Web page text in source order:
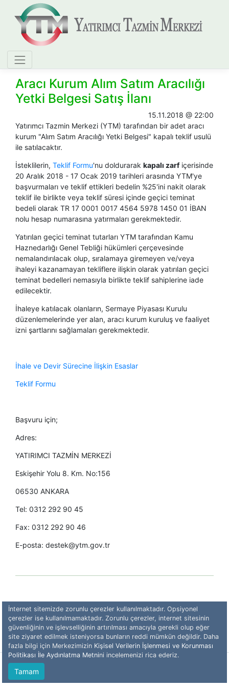
Aracı Kurum Alım Satım Aracılığı
Yetki Belgesi Satış İlanı
15.11.2018 @ 22:00
Yatırımcı Tazmin Merkezi (YTM) tarafından bir adet aracı
kurum "Alım Satım Aracılığı Yetki Belgesi" kapalı teklif usulü
ile satılacaktır.
İsteklilerin, Teklif Formu'nu doldurarak kapalı zarfiçerisinde
20 Aralık 2018 - 17 Ocak 2019 tarihleri arasında YTM'ye
başvurmaları ve teklif ettikleri bedelin %25'ini nakit olarak
teklif ile birlikte veya teklif süresi içinde geçici teminat
bedeli olarak TR 17 0001 0017 4564 5978 1450 01 İBAN
nolu hesap numarasına yatırmaları gerekmektedir.
Yatırılan geçici teminat tutarları YTM tarafından Kamu
Haznedarlığı Genel Tebliği hükümleri çerçevesinde
nemalandırılacak olup, sıralamaya giremeyen ve/veya
ihaleyi kazanamayan tekliflere ilişkin olarak yatırılan geçici
teminat bedelleri nemasıyla birlikte teklif sahiplerine iade
edilecektir.
İhaleye katılacak olanların, Sermaye Piyasası Kurulu
düzenlemelerinde yer alan, aracı kurum kuruluş ve faaliyet
izni şartlarını sağlamaları gerekmektedir.
İhale ve Devir Sürecine İlişkin Esaslar
Teklif ​Formu
Başvuru için;
Adres:
YATIRIMCI TAZMİN MERKEZİ
Eskişehir Yolu 8. Km. No:156
06530 ANKARA
Tel: 0312 292 90 45
Fax: 0312 292 90 46
E-posta: destek@ytm.gov.tr​
© 2026 - Yatırımcı Tazmin Merkezi (YTM)
İnternet sitemizde zorunlu çerezler kullanılmaktadır. Opsiyonel
çerezler ise kullanılmamaktadır. Zorunlu çerezler, internet sitesinin
güvenliğinin ve işlevselliğinin artırılması amacıyla gerekli olup eğer
site ziyaret edilmek isteniyorsa bunların reddi mümkün değildir. Daha
fazla bilgi için Merkezimizin Kişisel Verilerin İşlenmesi ve Korunması
Politikası İle Aydınlatma Metnini incelemenizi rica ederiz.
Tamam